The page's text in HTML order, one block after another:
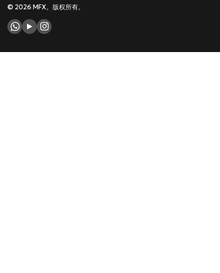
© 2026 MFX。版权所有。